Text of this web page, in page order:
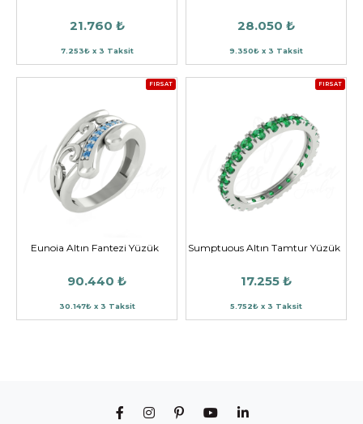
21.760 ₺
7.253₺ x 3 Taksit
28.050 ₺
9.350₺ x 3 Taksit
FIRSAT
Eunoia Altın Fantezi Yüzük
90.440 ₺
30.147₺ x 3 Taksit
FIRSAT
Sumptuous Altın Tamtur Yüzük
17.255 ₺
5.752₺ x 3 Taksit